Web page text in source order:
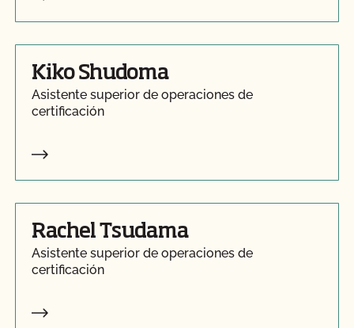
Kiko Shudoma
Asistente superior de operaciones de
certificación
Rachel Tsudama
Asistente superior de operaciones de
certificación